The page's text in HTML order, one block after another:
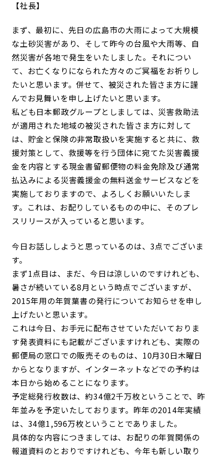
社長
まず、最初に、先日の広島市の大雨によって大規模
な土砂災害があり、そして昨今の台風や大雨等、自
然災害が各地で発生をいたしました。それについ
て、お亡くなりになられた方々のご冥福をお祈りし
たいと思います。併せて、被災された皆さま方に謹
んでお見舞いを申し上げたいと思います。
私ども日本郵政グループとしましては、災害救助法
が適用された地域の被災された皆さま方に対して
は、貯金と保険の非常取扱いを実施すると共に、救
援対策として、救援等を行う団体に宛てた災害義援
金を内容とする現金書留郵便物の料金免除及び通常
払込みによる災害義援金の無料送金サービスなどを
実施しておりますので、よろしくお願いいたしま
す。これは、お配りしているものの中に、そのプレ
スリリースが入っていると思います。
今日お話ししようと思っているのは、3点でございま
す。
まず1点目は、まだ、今日は涼しいのですけれども、
暑さが続いている8月という時点でございますが、
2015年用の年賀葉書の発行についてお知らせを申し
上げたいと思います。
これは今日、お手元に配布させていただいておりま
す発表資料にも記載がございますけれども、実際の
郵便局の窓口での販売そのものは、10月30日木曜日
からとなりますが、インターネットなどでの予約は
本日から始めることになります。
予定総発行枚数は、約34億2千万枚ということで、昨
年並みを予定いたしております。昨年の2014年実績
は、34億1,596万枚ということでありました。
具体的な内容につきましては、お配りの年賀関係の
報道資料のとおりですけれども、今年も新しい取り